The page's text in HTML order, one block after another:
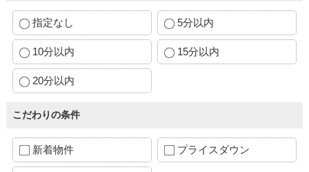
指定なし 5分以内
10分以内 15分以内
20分以内
こだわりの条件
新着物件 プライスダウン